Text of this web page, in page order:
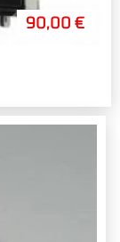
90,00 €